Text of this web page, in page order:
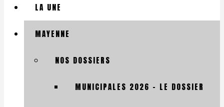
LA UNE
MAYENNE
NOS DOSSIERS
MUNICIPALES 2026 – LE DOSSIER